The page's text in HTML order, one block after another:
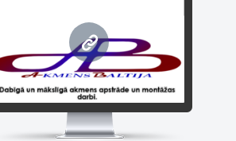
и сланец;
свойства природного камня
При выборе какого либо камня,
лишь примерный рисунок того
по рисунку и цвету, так как
www.akmensbaltija.lv